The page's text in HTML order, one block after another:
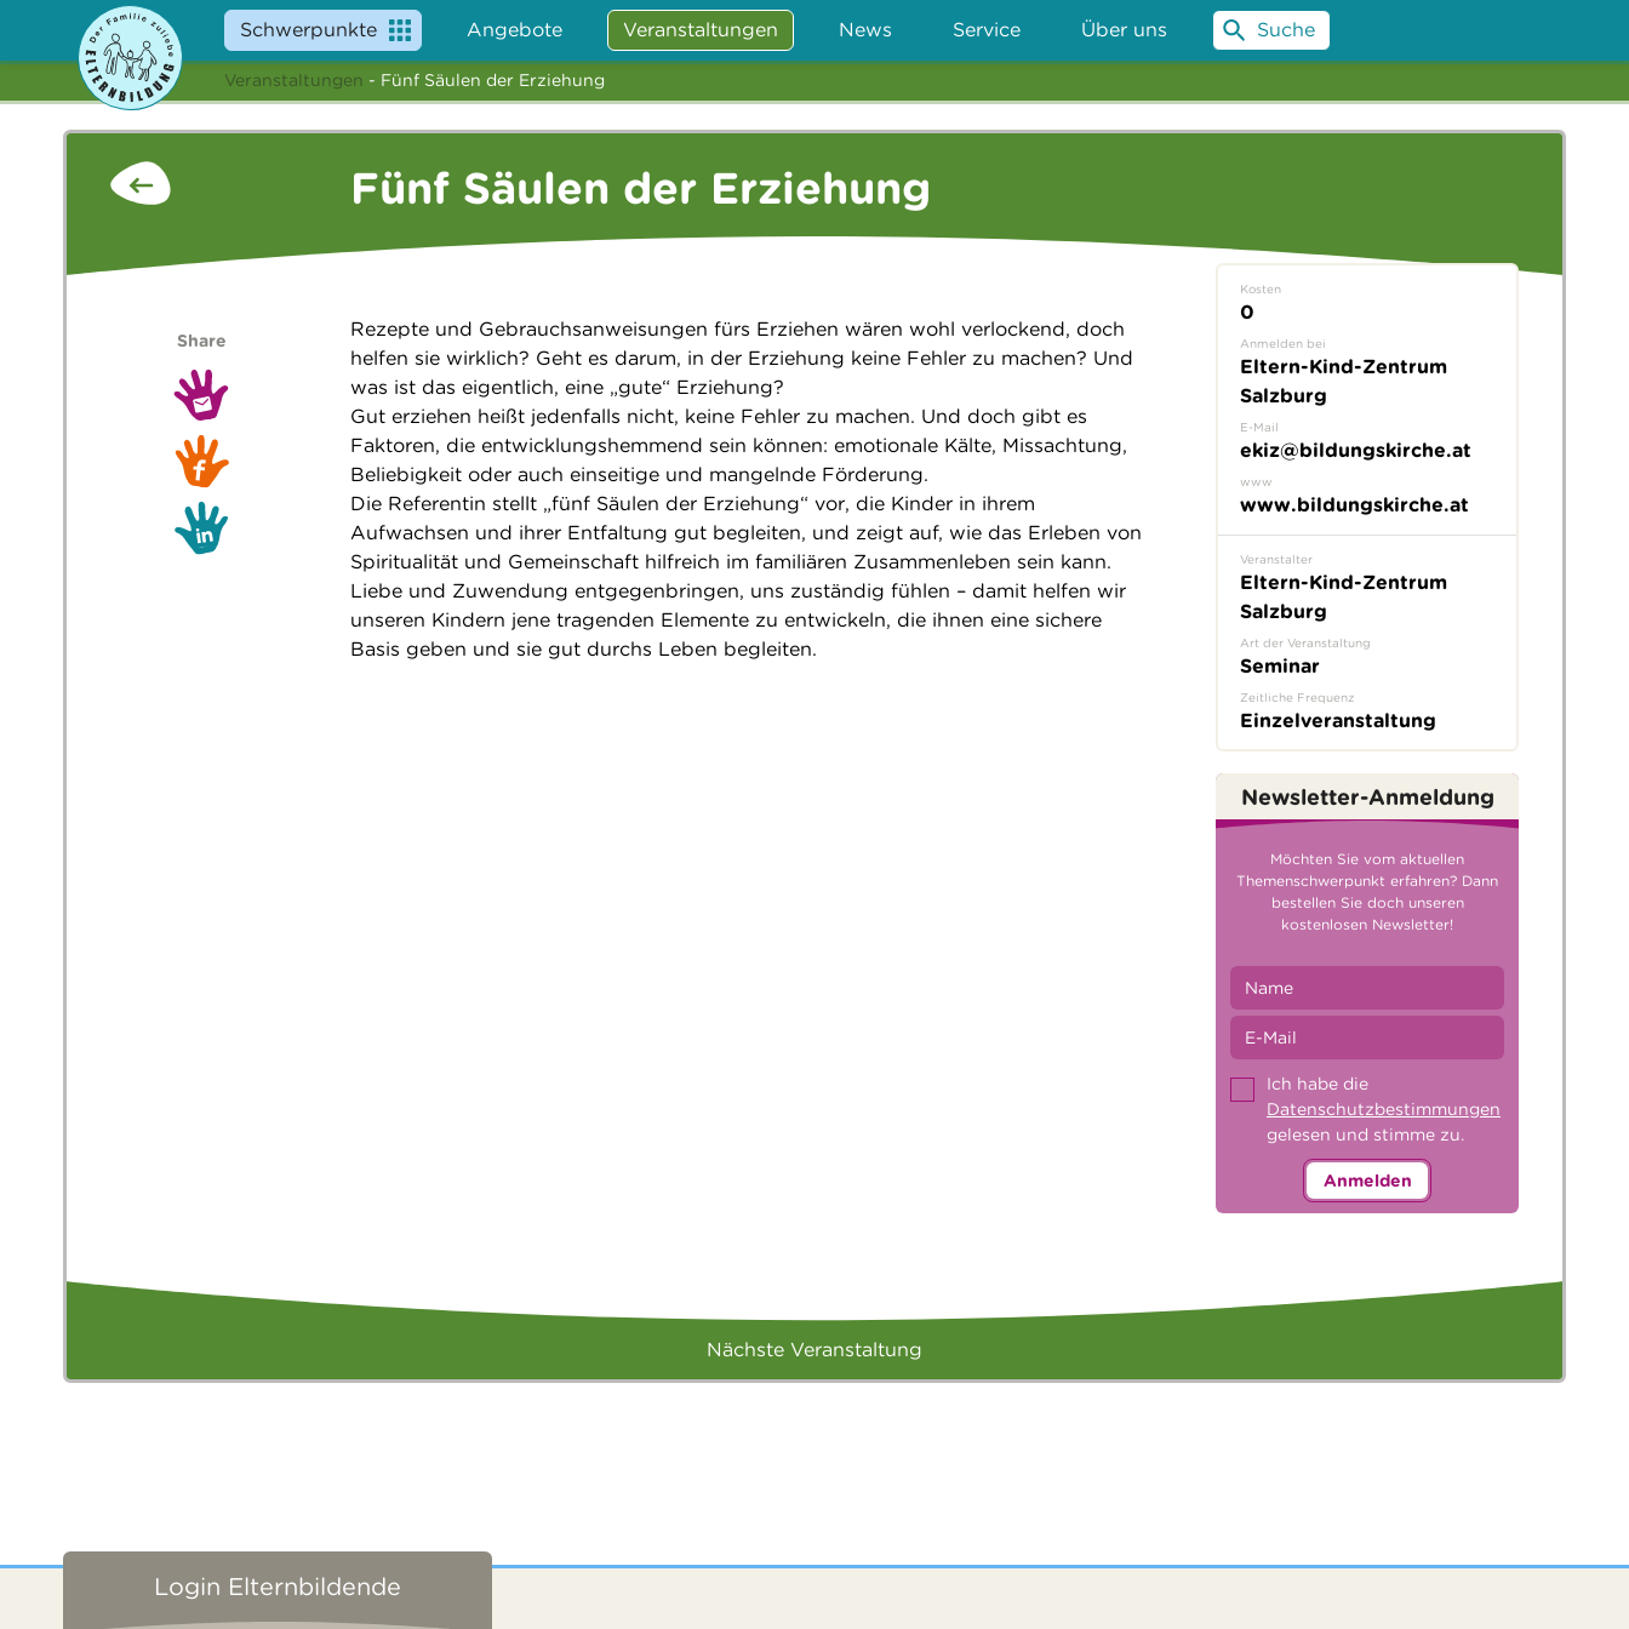
Schwerpunkte Angebote Veranstaltungen News Service Über uns Suche
Veranstaltungen - Fünf Säulen der Erziehung
Fünf Säulen der Erziehung
Rezepte und Gebrauchsanweisungen fürs Erziehen wären wohl verlockend, doch
helfen sie wirklich? Geht es darum, in der Erziehung keine Fehler zu machen? Und
was ist das eigentlich, eine „gute“ Erziehung?
Gut erziehen heißt jedenfalls nicht, keine Fehler zu machen. Und doch gibt es
Faktoren, die entwicklungshemmend sein können: emotionale Kälte, Missachtung,
Beliebigkeit oder auch einseitige und mangelnde Förderung.
Die Referentin stellt „fünf Säulen der Erziehung“ vor, die Kinder in ihrem
Aufwachsen und ihrer Entfaltung gut begleiten, und zeigt auf, wie das Erleben von
Spiritualität und Gemeinschaft hilfreich im familiären Zusammenleben sein kann.
Liebe und Zuwendung entgegenbringen, uns zuständig fühlen – damit helfen wir
unseren Kindern jene tragenden Elemente zu entwickeln, die ihnen eine sichere
Basis geben und sie gut durchs Leben begleiten.
Share
Kosten
0
Anmelden bei
Eltern-Kind-Zentrum
Salzburg
E-Mail
ekiz@bildungskirche.at
www
www.bildungskirche.at
Veranstalter
Eltern-Kind-Zentrum
Salzburg
Art der Veranstaltung
Seminar
Zeitliche Frequenz
Einzelveranstaltung
Newsletter-Anmeldung
Möchten Sie vom aktuellen
Themenschwerpunkt erfahren? Dann
bestellen Sie doch unseren
kostenlosen Newsletter!
Ich habe die
Datenschutzbestimmungen
gelesen und stimme zu.
Anmelden
Nächste Veranstaltung
Login Elternbildende